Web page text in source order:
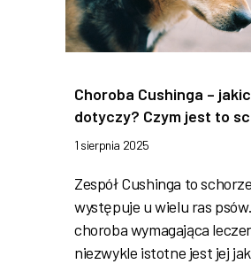
Choroba Cushinga –
dotyczy? Czym jest to
1 sierpnia 2025
Zespół Cushinga to
występuje u wielu ras
choroba wymagająca
niezwykle istotne jest jej jak